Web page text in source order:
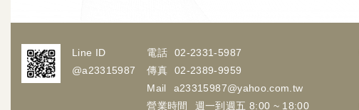
Line ID
@a23315987
電話
02-2331-5987
傳真
02-2389-9959
Mail
a23315987@yahoo.com.tw
營業時間
週一到週五 8:00 ~ 18:00